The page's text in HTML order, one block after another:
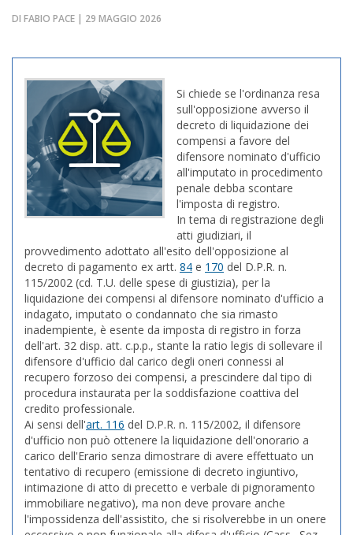
DI FABIO PACE | 29 MAGGIO 2026
Si chiede se l'ordinanza resa
sull'opposizione avverso il
decreto di liquidazione dei
compensi a favore del
difensore nominato d'ufficio
all'imputato in procedimento
penale debba scontare
l'imposta di registro.
In tema di registrazione degli
atti giudiziari, il
provvedimento adottato all'esito dell'opposizione al
decreto di pagamento ex artt. 84 e 170 del D.P.R. n.
115/2002 (cd. T.U. delle spese di giustizia), per la
liquidazione dei compensi al difensore nominato d'ufficio a
indagato, imputato o condannato che sia rimasto
inadempiente, è esente da imposta di registro in forza
dell'art. 32 disp. att. c.p.p., stante la ratio legis di sollevare il
difensore d'ufficio dal carico degli oneri connessi al
recupero forzoso dei compensi, a prescindere dal tipo di
procedura instaurata per la soddisfazione coattiva del
credito professionale.
Ai sensi dell'art. 116 del D.P.R. n. 115/2002, il difensore
d'ufficio non può ottenere la liquidazione dell'onorario a
carico dell'Erario senza dimostrare di avere effettuato un
tentativo di recupero (emissione di decreto ingiuntivo,
intimazione di atto di precetto e verbale di pignoramento
immobiliare negativo), ma non deve provare anche
l'impossidenza dell'assistito, che si risolverebbe in un onere